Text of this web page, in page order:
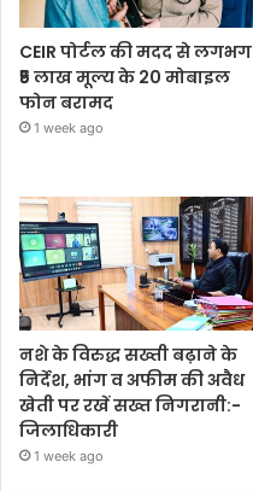
CEIR पोर्टल की मदद से लगभग
₹5 लाख मूल्य के 20 मोबाइल
फोन बरामद
1 week ago
नशे के विरुद्ध सख्ती बढ़ाने के
निर्देश, भांग व अफीम की अवैध
खेती पर रखें सख्त निगरानी:-
जिलाधिकारी
1 week ago